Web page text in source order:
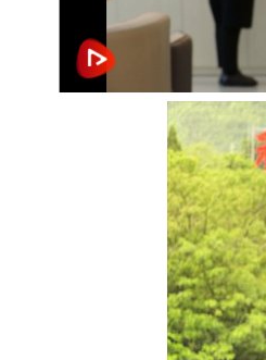
这是一记警钟！
在谋一域中谋全局